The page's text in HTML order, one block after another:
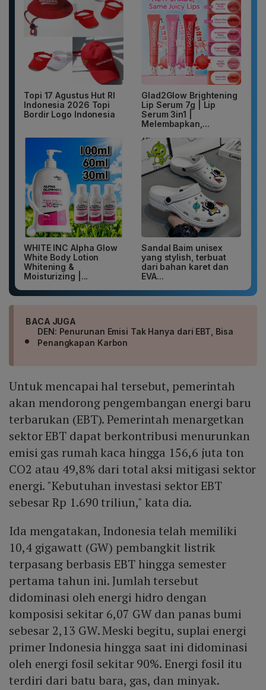
Topi 17 Agustus Hut RI
Indonesia 2026 Topi
Bordir Logo Indonesia
Glad2Glow Brightening
Lip Serum 7g | Lip
Serum 3in1 |
Melembapkan,...
WHITE INC Alpha Glow
White Body Lotion
Whitening &
Moisturizing |...
Sandal Baim unisex
yang stylish, terbuat
dari bahan karet dan
EVA...
BACA JUGA
DEN: Penurunan Emisi Tak Hanya dari EBT, Bisa
Penangkapan Karbon
Untuk mencapai hal tersebut, pemerintah
akan mendorong pengembangan energi baru
terbarukan (EBT). Pemerintah menargetkan
sektor EBT dapat berkontribusi menurunkan
emisi gas rumah kaca hingga 156,6 juta ton
CO2 atau 49,8% dari total aksi mitigasi sektor
energi. "Kebutuhan investasi sektor EBT
sebesar Rp 1.690 triliun," kata dia.
Ida mengatakan, Indonesia telah memiliki
10,4 gigawatt (GW) pembangkit listrik
terpasang berbasis EBT hingga semester
pertama tahun ini. Jumlah tersebut
didominasi oleh energi hidro dengan
komposisi sekitar 6,07 GW dan panas bumi
sebesar 2,13 GW. Meski begitu, suplai energi
primer Indonesia hingga saat ini didominasi
oleh energi fosil sekitar 90%. Energi fosil itu
terdiri dari batu bara, gas, dan minyak.